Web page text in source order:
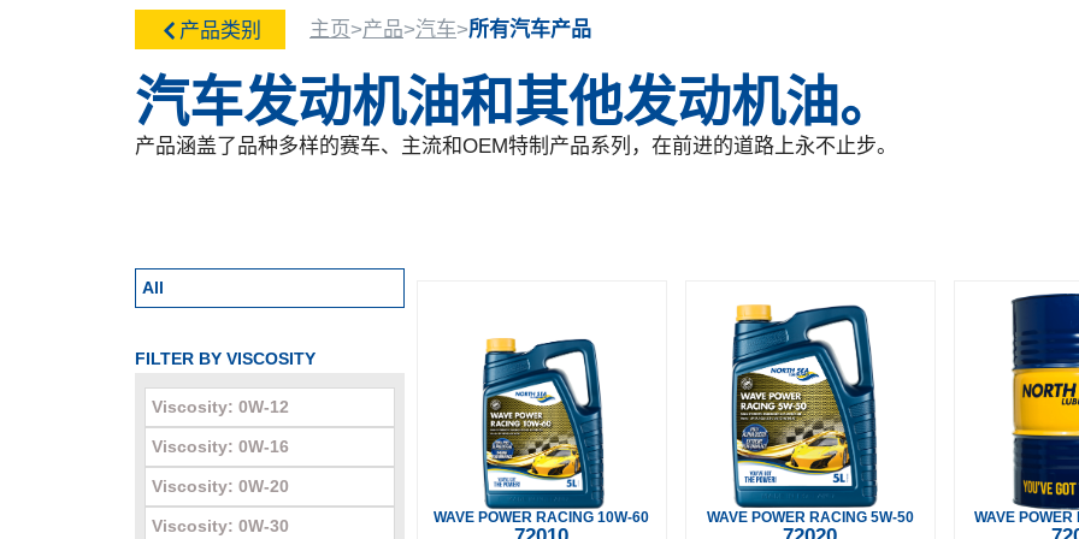
产品类别 主页>产品>汽车>所有汽车产品
汽车发动机油和其他发动机油。
产品涵盖了品种多样的赛车、主流和OEM特制产品系列，在前进的道路上永不止步。
All
FILTER BY VISCOSITY
Viscosity: 0W-12
Viscosity: 0W-16
Viscosity: 0W-20
Viscosity: 0W-30 WAVE POWER RACING 10W-60 WAVE POWER RACING 5W-50 WAVE